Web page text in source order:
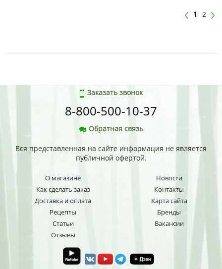
1 2
Заказать звонок
8-800-500-10-37
Обратная связь
Вся представленная на сайте информация не является
публичной офертой.
О магазине
Как сделать заказ
Доставка и оплата
Рецепты
Статьи
Отзывы
Новости
Контакты
Карта сайта
Бренды
Вакансии